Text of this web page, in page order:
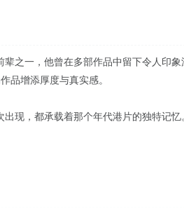
之一，他曾在多部作品中留下令人印
品增添厚度与真实感。
现，都承载着那个年代港片的独特记